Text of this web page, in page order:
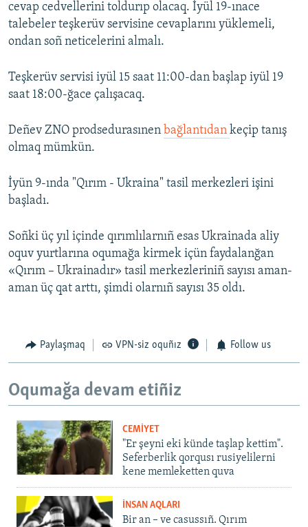
cevap cedvellerini toldurıp olacaq. İyül 19-ınace
talebeler teşkerüv servisine cevaplarını yüklemeli,
ondan soñ neticelerini almalı.
Teşkerüv servisi iyül 15 saat 11:00-dan başlap iyül 19
saat 18:00-ğace çalışacaq.
Deñev ZNO prodsedurasınen bağlantıdan keçip tanış
olmaq mümkün.
İyün 9-ında "Qırım - Ukraina" tasil merkezleri işini
başladı.
Soñki üç yıl içinde qırımlılarnıñ esas Ukrainada aliy
oquv yurtlarına oqumağa kirmek içün faydalanğan
«Qırım – Ukrainadır» tasil merkezleriniñ sayısı aman-
aman üç qat arttı, şimdi olarnıñ sayısı 35 oldı.
Paylaşmaq VPN-siz oquñız Follow us
Oqumağa devam etiñiz
CEMİYET
"Er şeyni eki künde taşlap kettim".
Seferberlik qorqusı rusiyelilerni
kene memleketten quva
İNSAN AQLARI
Bir an – ve casussıñ. Qırım